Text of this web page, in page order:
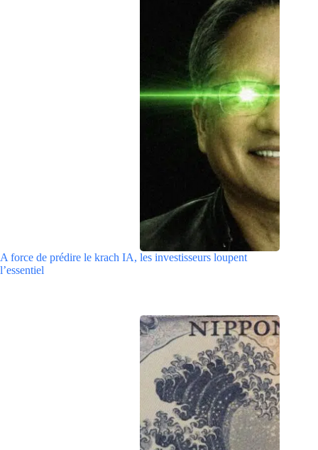
A force de prédire le krach IA, les investisseurs loupent
l’essentiel